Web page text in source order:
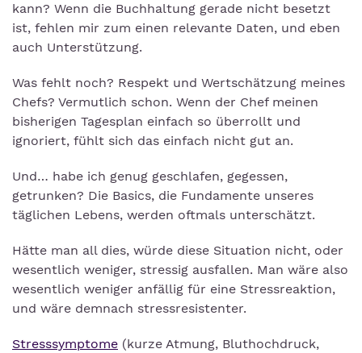
kann? Wenn die Buchhaltung gerade nicht besetzt
ist, fehlen mir zum einen relevante Daten, und eben
auch Unterstützung.
Was fehlt noch? Respekt und Wertschätzung meines
Chefs? Vermutlich schon. Wenn der Chef meinen
bisherigen Tagesplan einfach so überrollt und
ignoriert, fühlt sich das einfach nicht gut an.
Und… habe ich genug geschlafen, gegessen,
getrunken? Die Basics, die Fundamente unseres
täglichen Lebens, werden oftmals unterschätzt.
Hätte man all dies, würde diese Situation nicht, oder
wesentlich weniger, stressig ausfallen. Man wäre also
wesentlich weniger anfällig für eine Stressreaktion,
und wäre demnach stressresistenter.
Stresssymptome (kurze Atmung, Bluthochdruck,